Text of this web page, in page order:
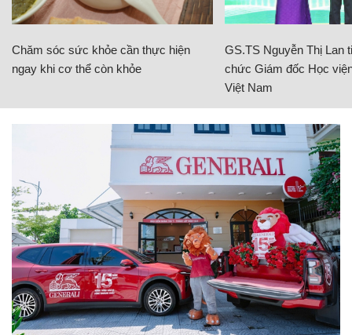
Chăm sóc sức khỏe cần thực hiện
ngay khi cơ thể còn khỏe
GS.TS Nguyễn Thị Lan
chức Giám đốc Học
Việt Nam